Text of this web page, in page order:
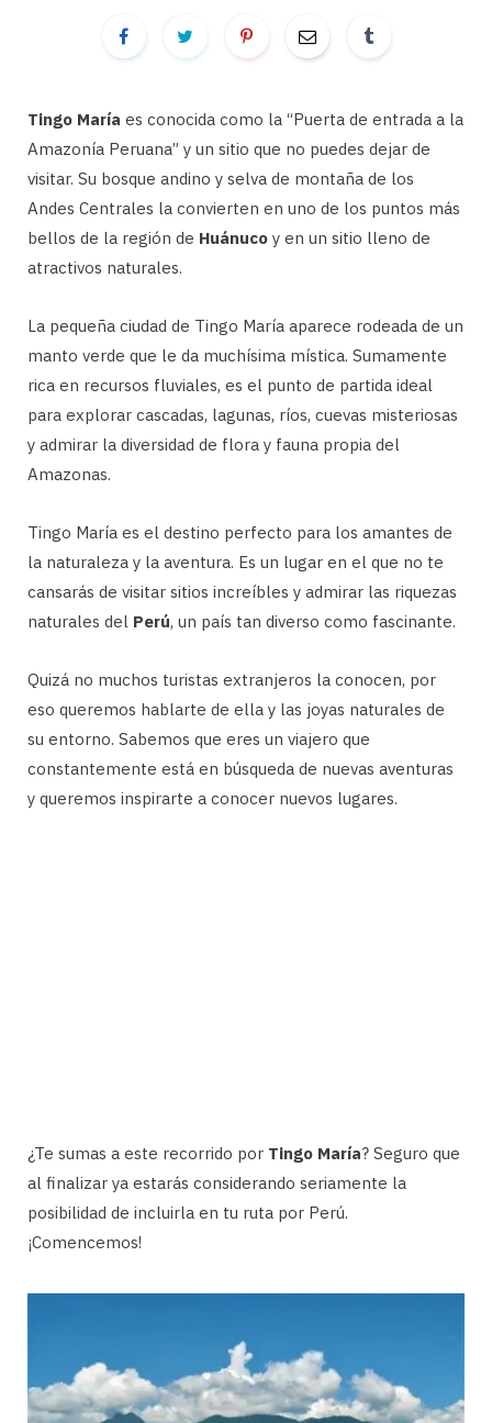
Tingo María es conocida como la “Puerta de entrada a la
Amazonía Peruana” y un sitio que no puedes dejar de
visitar. Su bosque andino y selva de montaña de los
Andes Centrales la convierten en uno de los puntos más
bellos de la región de Huánuco y en un sitio lleno de
atractivos naturales.
La pequeña ciudad de Tingo María aparece rodeada de un
manto verde que le da muchísima mística. Sumamente
rica en recursos fluviales, es el punto de partida ideal
para explorar cascadas, lagunas, ríos, cuevas misteriosas
y admirar la diversidad de flora y fauna propia del
Amazonas.
Tingo María es el destino perfecto para los amantes de
la naturaleza y la aventura. Es un lugar en el que no te
cansarás de visitar sitios increíbles y admirar las riquezas
naturales del Perú, un país tan diverso como fascinante.
Quizá no muchos turistas extranjeros la conocen, por
eso queremos hablarte de ella y las joyas naturales de
su entorno. Sabemos que eres un viajero que
constantemente está en búsqueda de nuevas aventuras
y queremos inspirarte a conocer nuevos lugares.
¿Te sumas a este recorrido por Tingo María? Seguro que
al finalizar ya estarás considerando seriamente la
posibilidad de incluirla en tu ruta por Perú.
¡Comencemos!